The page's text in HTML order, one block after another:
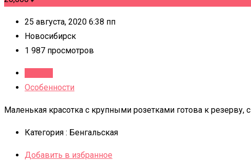
25 августа, 2020 6:38 пп
Новосибирск
1 987 просмотров
Особенности
Маленькая красотка с крупными розетками готова к
Категория : Бенгальская
Добавить в избранное